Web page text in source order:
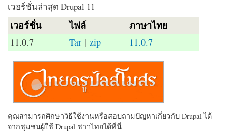
เวอร์ชั่นล่าสุด Drupal 11
เวอร์ชั่น ไฟล์ ภาษาไทย
11.0.7 Tar | zip 11.0.7
คุณสามารถศึกษาวิธีใช้งานหรือสอบถามปัญหาเกี่ยวกับ Drupal ได้
จากชุมชนผู้ใช้ Drupal ชาวไทยได้ที่นี่